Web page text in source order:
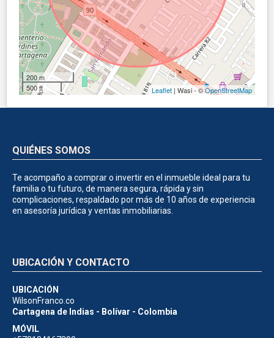
200 m
500 ft
Leaflet | Wasi - ©OpenStreetMap
QUIÉNES SOMOS
Te acompaño a comprar o invertir en el inmueble ideal para tu
familia o tu futuro, de manera segura, rápida y sin
complicaciones, respaldado por más de 10 años de experiencia
en asesoría jurídica y ventas inmobiliarias.
UBICACIÓN Y CONTACTO
UBICACIÓN
WilsonFranco.co
Cartagena de Indias - Bolívar - Colombia
MÓVIL